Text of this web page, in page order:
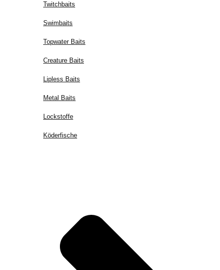
Twitchbaits
Swimbaits
Topwater Baits
Creature Baits
Lipless Baits
Metal Baits
Lockstoffe
Köderfische